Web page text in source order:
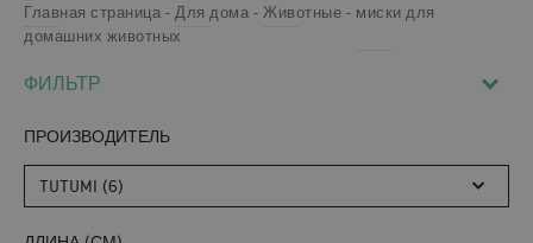
Главная страница Для дома Животные
миски для
домашних животных
ФИЛЬТР
ПРОИЗВОДИТЕЛЬ
TUTUMI (6)